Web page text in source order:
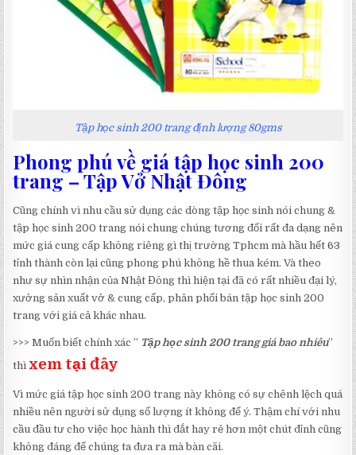
Tập học sinh 200 trang định lượng 80gms
Phong phú về giá tập học sinh 200
trang – Tập Vở Nhật Đông
Cũng chính vì nhu cầu sử dụng các dòng tập học sinh nói chung &
tập học sinh 200 trang nói chung chúng tương đối rất đa dạng nên
mức giá cung cấp không riêng gì thị trường Tphcm mà hầu hết 63
tỉnh thành còn lại cũng phong phú không hề thua kém. Và theo
như sự nhìn nhận của Nhật Đông thì hiện tại đã có rất nhiều đại lý,
xưởng sản xuất vở & cung cấp, phân phối bán tập học sinh 200
trang với giá cả khác nhau.
>>> Muốn biết chính xác ” Tập học sinh 200 trang giá bao nhiêu”
thì xem tại đây
Vì mức giá tập học sinh 200 trang này không có sự chênh lệch quá
nhiều nên người sử dụng số lượng ít không để ý. Thậm chí với nhu
cầu đầu tư cho việc học hành thì đắt hay rẻ hơn một chút đỉnh cũng
không đáng để chúng ta đưa ra mà bàn cãi.